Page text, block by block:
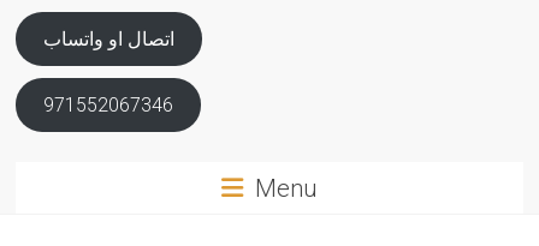
اتصال او واتساب
971552067346
Menu